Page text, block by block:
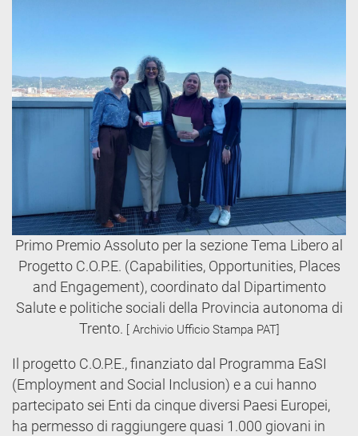
Primo Premio Assoluto per la sezione Tema Libero al
Progetto C.O.P.E. (Capabilities, Opportunities, Places
and Engagement), coordinato dal Dipartimento
Salute e politiche sociali della Provincia autonoma di
Trento. [ Archivio Ufficio Stampa PAT]
Il progetto C.O.P.E., finanziato dal Programma EaSI
(Employment and Social Inclusion) e a cui hanno
partecipato sei Enti da cinque diversi Paesi Europei,
ha permesso di raggiungere quasi 1.000 giovani in